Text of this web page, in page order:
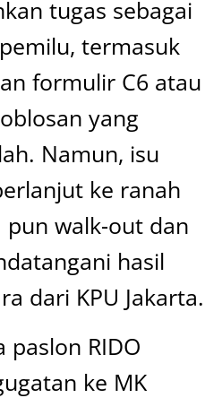
tugas sebagai
termasuk
formulir C6 atau
yang
Namun, isu
ke ranah
walk-out dan
hasil
dari KPU Jakarta.
RIDO
ke MK